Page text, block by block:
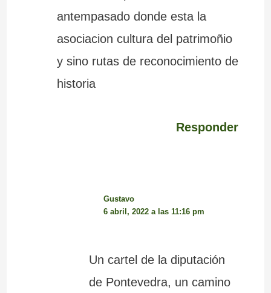
antempasado donde esta la
asociacion cultura del patrimoñio
y sino rutas de reconocimiento de
historia
Responder
Gustavo
6 abril, 2022 a las 11:16 pm
Un cartel de la diputación
de Pontevedra, un camino